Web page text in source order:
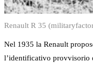
Renault R 35
Nel 1935 la Renault
l’identificativo provvisorio